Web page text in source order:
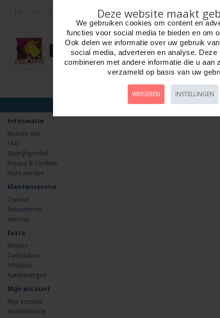
|< < 1
Weergeven 16 t/m 29 van in totaal 29
Informatie
Bezoek ons
FAQ
Bedrijfsprofiel
Privacy & Cookies
Klant worden
Klantenservice
Contact
Retourneren
Sitemap
Extra
Merken
Cadeaubon
Affiliates
Aanbiedingen
Mijn account
Mijn account
Bestelhistorie
Deze website maakt
We gebruiken cookies om content en
functies voor social media te bieden en om
Ook delen we informatie over uw gebruik
social media, adverteren en analyse.
combineren met andere informatie die u aan
verzameld op basis van uw
WEIGEREN INSTELLINGEN